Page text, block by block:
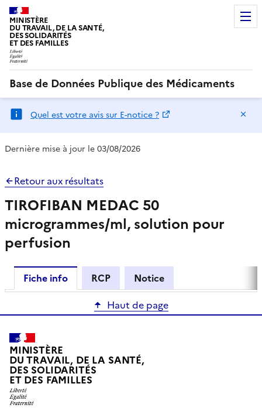
MINISTÈRE
DU TRAVAIL, DE LA SANTÉ,
DES SOLIDARITÉS
ET DES FAMILLES
Base de Données Publique des Médicaments
Quel est votre avis sur E-notice ?
Dernière mise à jour le 03/08/2026
Retour aux résultats
TIROFIBAN MEDAC 50
microgrammes/ml, solution pour
perfusion
Fiche info RCP
Notice
Haut de page
MINISTÈRE
DU TRAVAIL, DE LA SANTÉ,
DES SOLIDARITÉS
ET DES FAMILLES